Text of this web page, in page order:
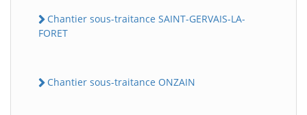
Chantier sous-traitance SAINT-GERVAIS-LA-
FORET
Chantier sous-traitance ONZAIN